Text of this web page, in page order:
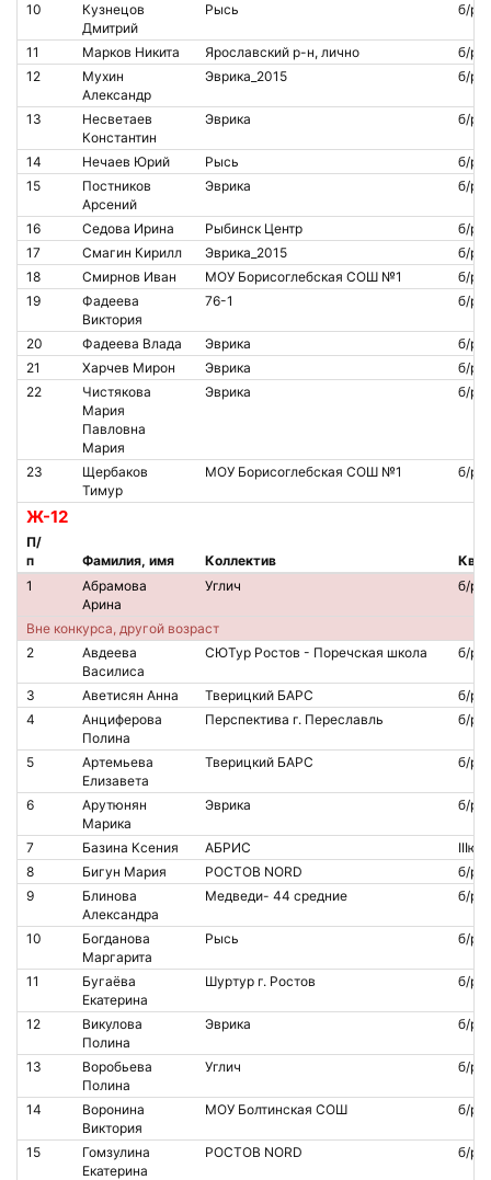
10
Кузнецов
Дмитрий
Рысь б/р
11 Марков Никита Ярославский р-н, лично
б/р
12
Мухин
Александр
Эврика_2015 б/р
13
Несветаев
Константин
Эврика б/р
14 Нечаев Юрий Рысь
б/р
15
Постников
Арсений
Эврика б/р
16 Седова Ирина Рыбинск Центр
б/р
17
Смагин Кирилл Эврика_2015
б/р
18
Смирнов Иван МОУ Борисоглебская СОШ №1
б/р
19
Фадеева
Виктория
76-1 б/р
20 Фадеева Влада Эврика
б/р
21
Харчев Мирон Эврика
б/р
22
Чистякова
Мария
Павловна
Мария
Эврика б/р
23
Щербаков
Тимур
МОУ Борисоглебская СОШ №1 б/р
Ж-12
П/
п
Фамилия, имя Коллектив
1
Абрамова
Арина
Углич б/р
Вне конкурса, другой возраст
2
Авдеева
Василиса
СЮТур Ростов - Поречская школа б/р
3 Аветисян Анна Тверицкий БАРС
б/р
4
Анциферова
Полина
Перспектива г. Переславль б/р
5
Артемьева
Елизавета
Тверицкий БАРС б/р
6
Арутюнян
Марика
Эврика б/р
7 Базина Ксения АБРИС
IIIю
8
Бигун Мария РОСТОВ NORD
б/р
9
Блинова
Александра
Медведи- 44 средние б/р
10
Богданова
Маргарита
Рысь б/р
11
Бугаёва
Екатерина
Шуртур г. Ростов б/р
12
Викулова
Полина
Эврика б/р
13
Воробьева
Полина
Углич б/р
14
Воронина
Виктория
МОУ Болтинская СОШ б/р
15
Гомзулина
Екатерина
РОСТОВ NORD б/р